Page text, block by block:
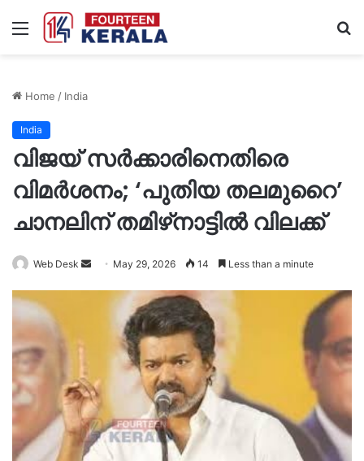
Menu
Home / India
India
വിജയ് സർക്കാരിനെതിരെ
വിമർശനം; ‘പുതിയ തലമുറൈ’
ചാനലിന് തമിഴ്‌നാട്ടിൽ വിലക്ക്
Web Desk
Send
email
May 29, 2026 14 Less than a minute